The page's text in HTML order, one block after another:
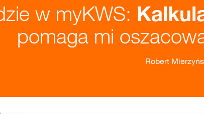
w myKWS:
pomaga mi
Robert